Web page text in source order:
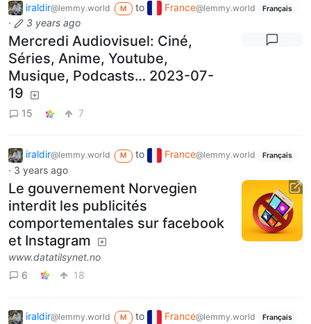
iraldir@lemmy.world M to France@lemmy.world Français
· 3 years ago
Mercredi Audiovisuel: Ciné,
Séries, Anime, Youtube,
Musique, Podcasts… 2023-07-
19
15 7
iraldir@lemmy.world M to France@lemmy.world Français
· 3 years ago
Le gouvernement Norvegien
interdit les publicités
comportementales sur facebook
et Instagram
www.datatilsynet.no
6
18
iraldir@lemmy.world M to France@lemmy.world Français